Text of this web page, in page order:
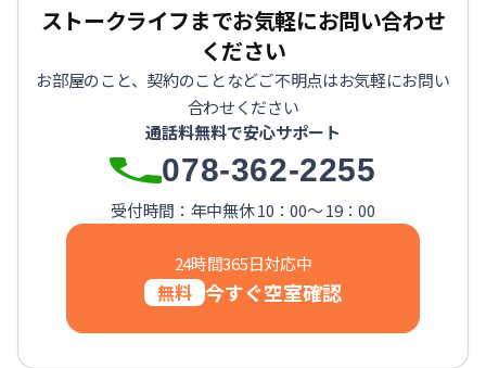
ストークライフまでお気軽にお問い合わせ
ください
お部屋のこと、契約のことなどご不明点はお気軽にお問い
合わせください
通話料無料で安心サポート
078-362-2255
受付時間：年中無休 10：00～ 19：00
24時間365日対応中
無料 今すぐ空室確認